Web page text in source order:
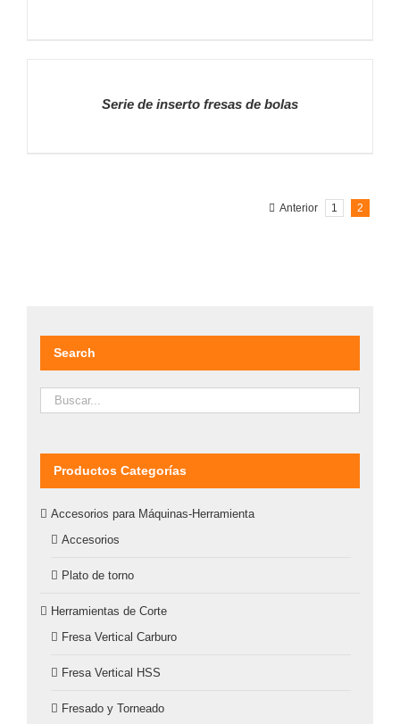
Serie de inserto fresas de bolas
Anterior 1 2
Search
Productos Categorías
Accesorios para Máquinas-Herramienta
Accesorios
Plato de torno
Herramientas de Corte
Fresa Vertical Carburo
Fresa Vertical HSS
Fresado y Torneado